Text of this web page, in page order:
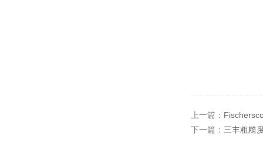
上一篇：
下一篇： 三丰粗糙